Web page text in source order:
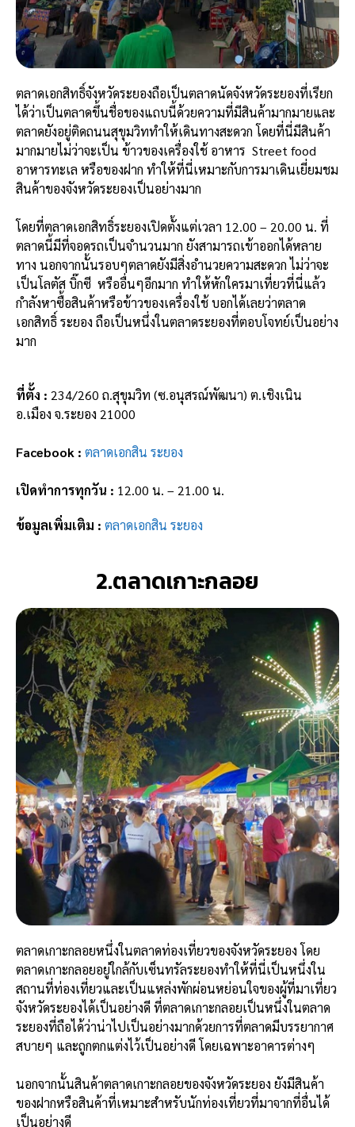
ตลาดเอกสิทธิ์จังหวัดระยองถือเป็นตลาดนัดจังหวัดระยองที่เรียก
ได้ว่าเป็นตลาดขึ้นชื่อของแถบนี้ด้วยความที่มีสินค้ามากมายและ
ตลาดยังอยู่ติดถนนสุขุมวิททำให้เดินทางสะดวก โดยที่นี่มีสินค้า
มากมายไม่ว่าจะเป็น ข้าวของเครื่องใช้ อาหาร Street food
อาหารทะเล หรือของฝาก ทำให้ที่นี่เหมาะกับการมาเดินเยี่ยมชม
สินค้าของจังหวัดระยองเป็นอย่างมาก
โดยที่ตลาดเอกสิทธิ์ระยองเปิดตั้งแต่เวลา 12.00 – 20.00 น. ที่
ตลาดนี้มีที่จอดรถเป็นจำนวนมาก ยังสามารถเข้าออกได้หลาย
ทาง นอกจากนั้นรอบๆตลาดยังมีสิ่งอำนวยความสะดวก ไม่ว่าจะ
เป็นโลตัส บิ๊กซี หรืออื่นๆอีกมาก ทำให้หักใครมาเที่ยวที่นี่แล้ว
กำลังหาซื้อสินค้าหรือข้าวของเครื่องใช้ บอกได้เลยว่าตลาด
เอกสิทธิ์ ระยอง ถือเป็นหนึ่งในตลาดระยองที่ตอบโจทย์เป็นอย่าง
มาก
ที่ตั้ง : 234/260 ถ.สุขุมวิท (ซ.อนุสรณ์พัฒนา) ต.เชิงเนิน
อ.เมือง จ.ระยอง 21000
Facebook : ตลาดเอกสิน ระยอง
เปิดทำการทุกวัน : 12.00 น. – 21.00 น.
ข้อมูลเพิ่มเติม : ตลาดเอกสิน ระยอง
2.ตลาดเกาะกลอย
ตลาดเกาะกลอยหนึ่งในตลาดท่องเที่ยวของจังหวัดระยอง โดย
ตลาดเกาะกลอยอยู่ใกล้กับเซ็นทรัลระยองทำให้ที่นี่เป็นหนึ่งใน
สถานที่ท่องเที่ยวและเป็นแหล่งพักผ่อนหย่อนใจของผู้ที่มาเที่ยว
จังหวัดระยองได้เป็นอย่างดี ที่ตลาดเกาะกลอยเป็นหนึ่งในตลาด
ระยองที่ถือได้ว่าน่าไปเป็นอย่างมากด้วยการที่ตลาดมีบรรยากาศ
สบายๆ และถูกตกแต่งไว้เป็นอย่างดี โดยเฉพาะอาคารต่างๆ
นอกจากนั้นสินค้าตลาดเกาะกลอยของจังหวัดระยอง ยังมีสินค้า
ของฝากหรือสินค้าที่เหมาะสำหรับนักท่องเที่ยวที่มาจากที่อื่นได้
เป็นอย่างดี